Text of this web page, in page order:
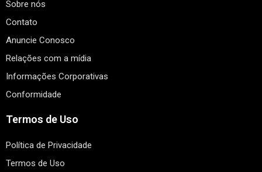
Sobre nós
Contato
Anuncie Conosco
Relações com a mídia
Informações Corporativas
Conformidade
Termos de Uso
Política de Privacidade
Termos de Uso